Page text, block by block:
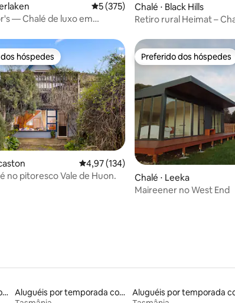
5 de uma avaliação média de 5, 375
5 (375)
— Chalé de luxo em
Chalé ⋅ Black Hills
Retiro rural Heimat –
de 5, 1.050 avaliações
hóspedes
hóspedes
4,97 de uma avaliação média de 5, 134
4,97 (134)
no pitoresco Vale de Huon.
Preferido dos hóspedes
Preferido dos hóspedes
Chalé ⋅ Leeka
Maireener no West End
Aluguéis por temporada com café da manhã
Aluguéis por temporada com suítes privativas